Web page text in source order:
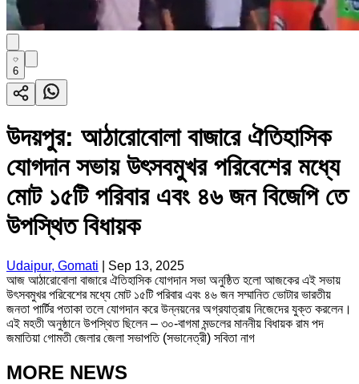
6
উদয়পুর: আঠারোবোলা বাজারে ঐতিহাসিক
যোগদান সভায় উৎসবমুখর পরিবেশের মধ্যে
মোট ১৫টি পরিবার এবং ৪৬ জন বিজেপি তে
উপস্থিত বিধায়ক
Udaipur, Gomati
Sep 13, 2025
আজ আঠারোবোলা বাজারে ঐতিহাসিক যোগদান সভা অনুষ্ঠিত হলো আজকের এই সভায়
উৎসবমুখর পরিবেশের মধ্যে মোট ১৫টি পরিবার এবং ৪৬ জন সম্মানিত ভোটার ভারতীয়
জনতা পার্টির পতাকা তলে যোগদান করে উন্নয়নের অগ্রযাত্রায় নিজেদের যুক্ত করলেন।
এই মহতী অনুষ্ঠানে উপস্থিত ছিলেন – ৩০-বাগমা মন্ডলের মাননীয় বিধায়ক রাম পদ
জমাতিয়া গোমতী জেলার জেলা সভাপতি (সভানেত্রী) সবিতা নাগ
MORE NEWS